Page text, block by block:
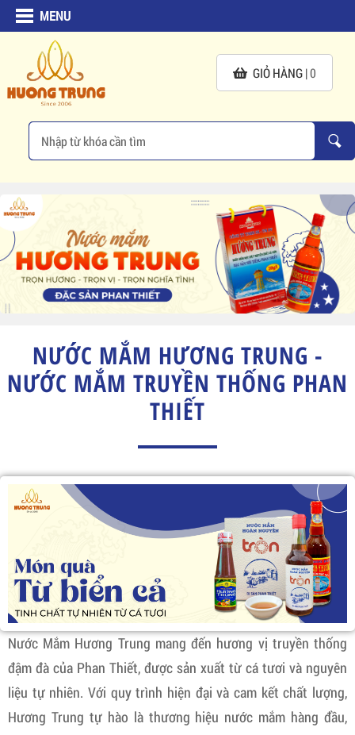
MENU
GIỎ HÀNG |0
NƯỚC MẮM HƯƠNG TRUNG -
NƯỚC MẮM TRUYỀN THỐNG PHAN
THIẾT
Nước Mắm Hương Trung mang đến hương vị truyền thống
đậm đà của Phan Thiết, được sản xuất từ cá tươi và nguyên
liệu tự nhiên. Với quy trình hiện đại và cam kết chất lượng,
Hương Trung tự hào là thương hiệu nước mắm hàng đầu,